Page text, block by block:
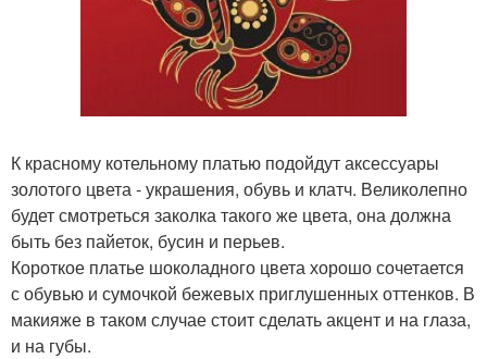
К красному котельному платью подойдут аксессуары
золотого цвета - украшения, обувь и клатч. Великолепно
будет смотреться заколка такого же цвета, она должна
быть без пайеток, бусин и перьев.
Короткое платье шоколадного цвета хорошо сочетается
с обувью и сумочкой бежевых приглушенных оттенков. В
макияже в таком случае стоит сделать акцент и на глаза,
и на губы.